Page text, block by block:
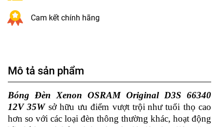
Cam kết chính hãng
Mô tả sản phẩm
Bóng Đèn Xenon OSRAM Original D3S 66340
12V 35W sở hữu ưu điểm vượt trội như tuổi thọ cao
hơn so với các loại đèn thông thường khác, hoạt động